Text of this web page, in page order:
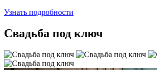
Узнать подробности
Свадьба под ключ